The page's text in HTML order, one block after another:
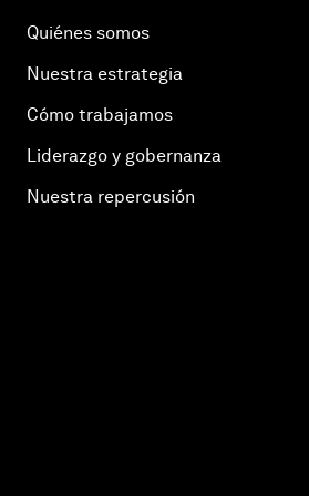
Quiénes somos
Nuestra estrategia
Cómo trabajamos
Liderazgo y gobernanza
Nuestra repercusión